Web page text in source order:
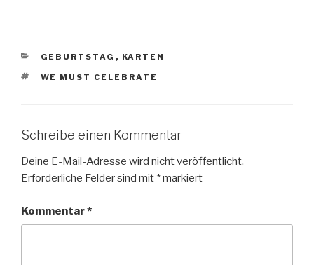
KATEGORIEN
GEBURTSTAG , KARTEN
SCHLAGWÖRTER
WE MUST CELEBRATE
Schreibe einen Kommentar
Deine E-Mail-Adresse wird nicht veröffentlicht.
Erforderliche Felder sind mit *markiert
Kommentar*